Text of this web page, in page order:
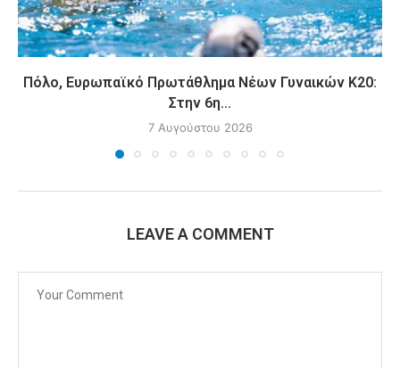
Πόλο, Ευρωπαϊκό Πρωτάθλημα Νέων Γυναικών Κ20:
Στην 6η...
7 Αυγούστου 2026
LEAVE A COMMENT